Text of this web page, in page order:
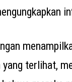
terlihat,